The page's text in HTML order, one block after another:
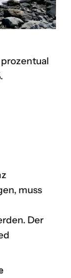
muss
Der